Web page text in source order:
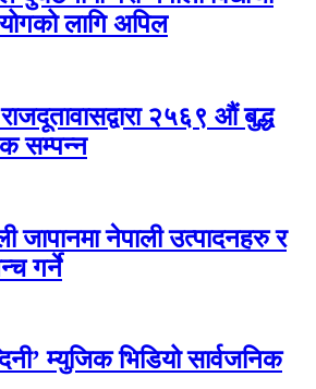
लागि अपिल
२५६९ औं बुद्ध
सम्पन्न
जापानमा नेपाली उत्पादनहरु र
गर्ने
म्युजिक भिडियो सार्वजनिक